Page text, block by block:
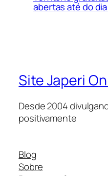
abertas até do
Site Japeri
Desde 2004
positivamente
Blog
Sobre